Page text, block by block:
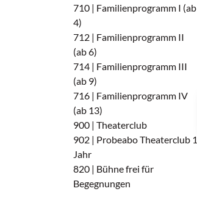
710 | Familienprogramm I (ab
4)
712 | Familienprogramm II
(ab 6)
714 | Familienprogramm III
(ab 9)
716 | Familienprogramm IV
(ab 13)
900 | Theaterclub
902 | Probeabo Theaterclub 1
Jahr
820 | Bühne frei für
Begegnungen